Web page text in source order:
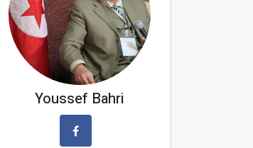
Youssef Bahri